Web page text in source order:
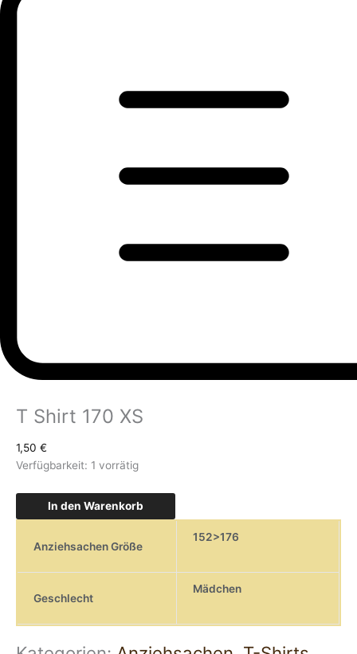
T Shirt 170 XS
1,50 €
Verfügbarkeit: 1 vorrätig
In den Warenkorb
Anziehsachen Größe
152>176
Geschlecht
Mädchen